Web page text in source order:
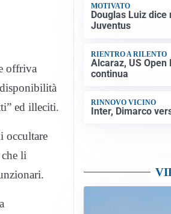
offriva
ed illeciti.
occultare
li
MOTIVATO
Douglas Luiz dice
Juventus
RIENTRO A RILENTO
Alcaraz, US
continua
RINNOVO VICINO
Inter, Dimarco